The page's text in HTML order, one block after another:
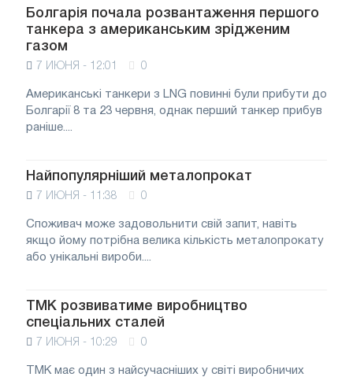
Болгарія почала розвантаження першого
танкера з американським зрідженим
газом
7 ИЮНЯ - 12:01 0
Американські танкери з LNG повинні були прибути до
Болгарії 8 та 23 червня, однак перший танкер прибув
раніше....
Найпопулярніший металопрокат
7 ИЮНЯ - 11:38 0
Споживач може задовольнити свій запит, навіть
якщо йому потрібна велика кількість металопрокату
або унікальні вироби....
ТМК розвиватиме виробництво
спеціальних сталей
7 ИЮНЯ - 10:29 0
ТМК має один з найсучасніших у світі виробничих